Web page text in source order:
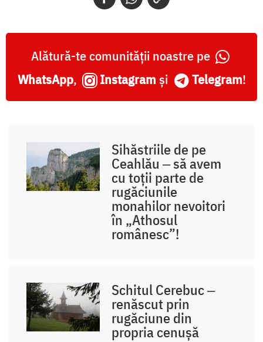
Alătură-te comunității noastre pe
WhatsApp, Instagram și Telegram!
Sihăstriile de pe
Ceahlău ‒ să avem
cu toții parte de
rugăciunile
monahilor nevoitori
în „Athosul
românesc”!
Schitul Cerebuc ‒
renăscut prin
rugăciune din
propria cenușă